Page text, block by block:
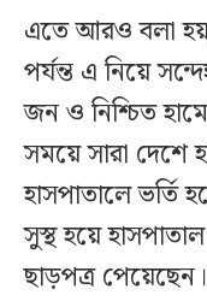
এতে আরও বলা
পর্যন্ত এ নিয়ে
জন ও নিশ্চিত
সময়ে সারা দেশে
হাসপাতালে ভর্তি
সুস্থ হয়ে
ছাড়পত্র পেয়েছেন।